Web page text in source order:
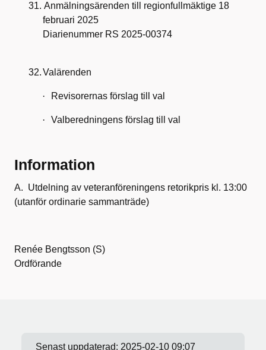
31. Anmälningsärenden till regionfullmäktige 18
februari 2025
Diarienummer RS 2025-00374
32.Valärenden
· Revisorernas förslag till val
· Valberedningens förslag till val
Information
A. Utdelning av veteranföreningens retorikpris kl. 13:00
(utanför ordinarie sammanträde)
Renée Bengtsson (S)
Ordförande
Senast uppdaterad: 2025-02-10 09:07